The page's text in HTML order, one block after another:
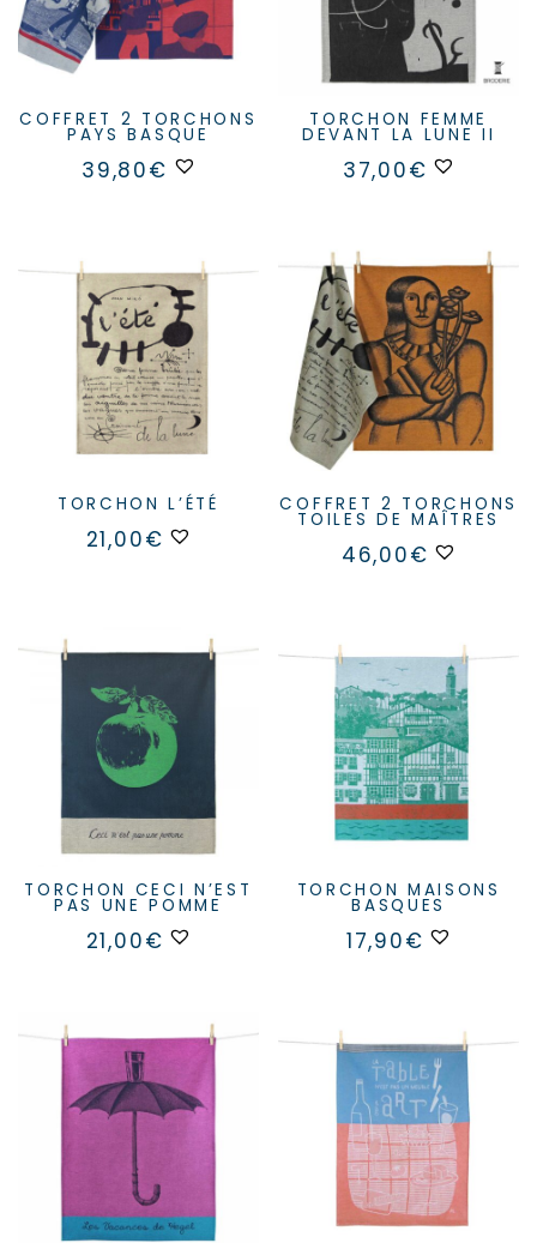
COFFRET 2 TORCHONS
PAYS BASQUE
39,80€
TORCHON FEMME
DEVANT LA LUNE II
37,00€
TORCHON L’ÉTÉ
21,00€
COFFRET 2 TORCHONS
TOILES DE MAÎTRES
46,00€
TORCHON CECI N’EST
PAS UNE POMME
21,00€
TORCHON MAISONS
BASQUES
17,90€